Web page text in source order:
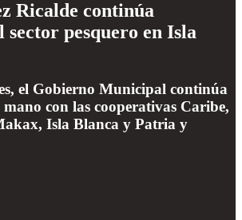
Ricalde continúa
sector pesquero en Isla
el Gobierno Municipal continúa
con las cooperativas Caribe,
Isla Blanca y Patria y